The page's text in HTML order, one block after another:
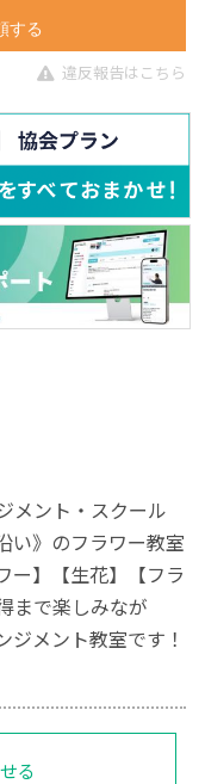
する
違反報告はこちら
メント・スクール
い》のフラワー教室
ー】【生花】【フラ
まで楽しみなが
ジメント教室です！
る